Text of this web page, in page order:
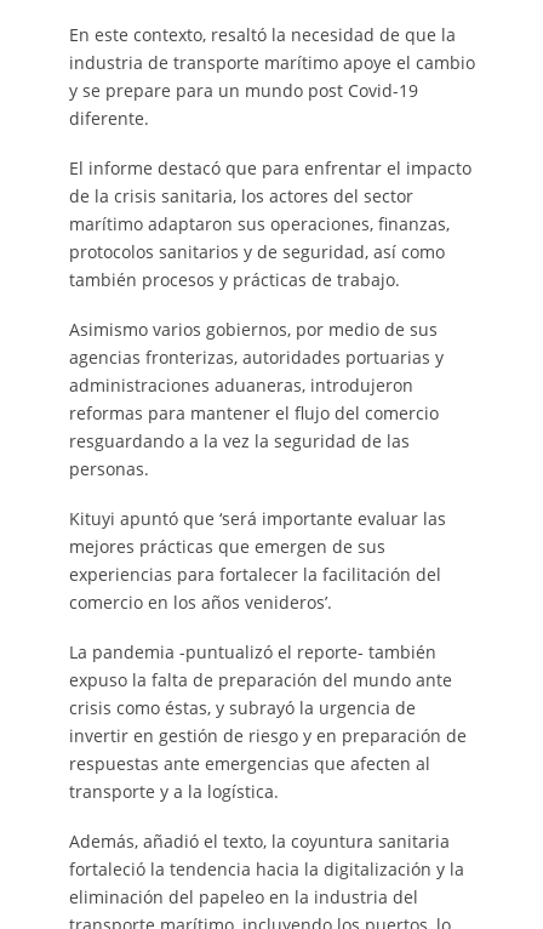
En este contexto, resaltó la necesidad de que la
industria de transporte marítimo apoye el cambio
y se prepare para un mundo post Covid-19
diferente.
El informe destacó que para enfrentar el impacto
de la crisis sanitaria, los actores del sector
marítimo adaptaron sus operaciones, finanzas,
protocolos sanitarios y de seguridad, así como
también procesos y prácticas de trabajo.
Asimismo varios gobiernos, por medio de sus
agencias fronterizas, autoridades portuarias y
administraciones aduaneras, introdujeron
reformas para mantener el flujo del comercio
resguardando a la vez la seguridad de las
personas.
Kituyi apuntó que ‘será importante evaluar las
mejores prácticas que emergen de sus
experiencias para fortalecer la facilitación del
comercio en los años venideros’.
La pandemia -puntualizó el reporte- también
expuso la falta de preparación del mundo ante
crisis como éstas, y subrayó la urgencia de
invertir en gestión de riesgo y en preparación de
respuestas ante emergencias que afecten al
transporte y a la logística.
Además, añadió el texto, la coyuntura sanitaria
fortaleció la tendencia hacia la digitalización y la
eliminación del papeleo en la industria del
transporte marítimo, incluyendo los puertos, lo